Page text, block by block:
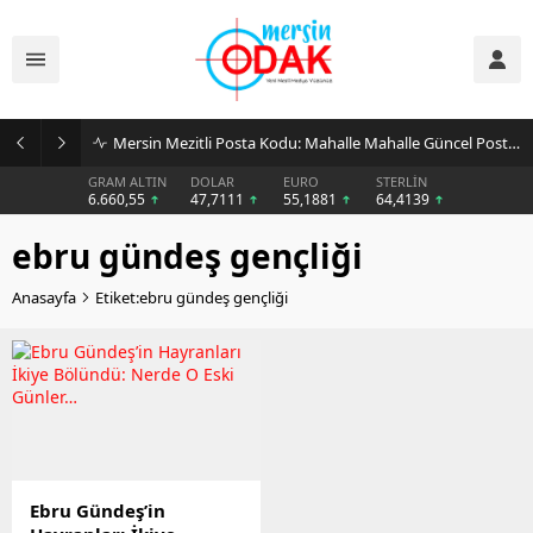
Mersin Mezitli Posta Kodu: Mahalle Mahalle Güncel Posta Kodu Rehberi
GRAM ALTIN
6.660,55
DOLAR
47,7111
EURO
55,1881
STERLİN
64,4139
ebru gündeş gençliği
Anasayfa Etiket:ebru gündeş gençliği
Ebru Gündeş’in